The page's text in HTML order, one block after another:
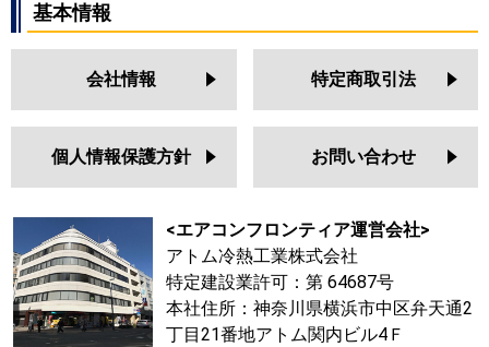
基本情報
会社情報 特定商取引法
個人情報保護方針 お問い合わせ
<エアコンフロンティア運営会社>
アトム冷熱工業株式会社
特定建設業許可：第 64687号
本社住所：神奈川県横浜市中区弁天通2
丁目21番地アトム関内ビル4Ｆ